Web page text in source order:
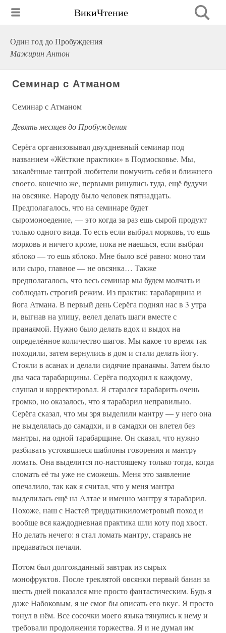
ВикиЧтение
Один год до Пробуждения
Мажирин Антон
Семинар с Атманом
Семинар с Атманом
Девять месяцев до Пробуждения
Серёга организовывал двухдневный семинар под
названием «Жёсткие практики» в Подмосковье. Мы,
закалённые тантрой любители помучить себя и ближнего
своего, конечно же, первыми ринулись туда, ещё будучи
на овсянке. Народу было человек пятнадцать.
Предполагалось, что на семинаре будет
сыромоноедение, — это когда за раз ешь сырой продукт
только одного вида. То есть если выбрал морковь, то ешь
морковь и ничего кроме, пока не наешься, если выбрал
яблоко — то ешь яблоко. Мне было всё равно: моно там
или сыро, главное — не овсянка… Также
предполагалось, что весь семинар мы будем молчать и
соблюдать строгий режим. Из практик: тарабарщина и
йога Атмана. В первый день Серёга поднял нас в 3 утра
и, выгнав на улицу, велел делать шаги вместе с
пранаямой. Нужно было делать вдох и выдох на
определённое количество шагов. Мы какое-то время так
походили, затем вернулись в дом и стали делать йогу.
Стояли в асанах и делали сидячие пранаямы. Затем было
два часа тарабарщины. Серёга подходил к каждому,
слушал и корректировал. Я старался тарабарить очень
громко, но оказалось, что я тарабарил неправильно.
Серёга сказал, что мы зря выделили мантру — у него она
не выделялась до самадхи, и в самадхи он влетел без
мантры, на одной тарабарщине. Он сказал, что нужно
разбивать устоявшиеся шаблоны говорения и мантру
ломать. Она выделится по-настоящему только тогда, когда
сломать её ты уже не сможешь. Меня это заявление
опечалило, так как я считал, что у меня мантра
выделилась ещё на Алтае и именно мантру я тарабарил.
Похоже, наш с Настей тридцатикилометровый поход и
вообще вся каждодневная практика шли коту под хвост.
Но делать нечего: я стал ломать мантру, стараясь не
предаваться печали.
Потом был долгожданный завтрак из сырых
монофруктов. После треклятой овсянки первый банан за
шесть дней показался мне просто фантастическим. Будь я
даже Набоковым, я не смог бы описать его вкус. Я просто
тонул в нём. Все сосочки моего языка тянулись к нему и
требовали продолжения торжества. Я и не думал им